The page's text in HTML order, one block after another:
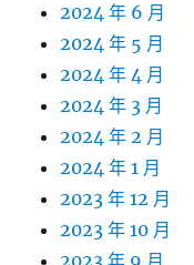
2024 年 6 月
2024 年 5 月
2024 年 4 月
2024 年 3 月
2024 年 2 月
2024 年 1 月
2023 年 12 月
2023 年 10 月